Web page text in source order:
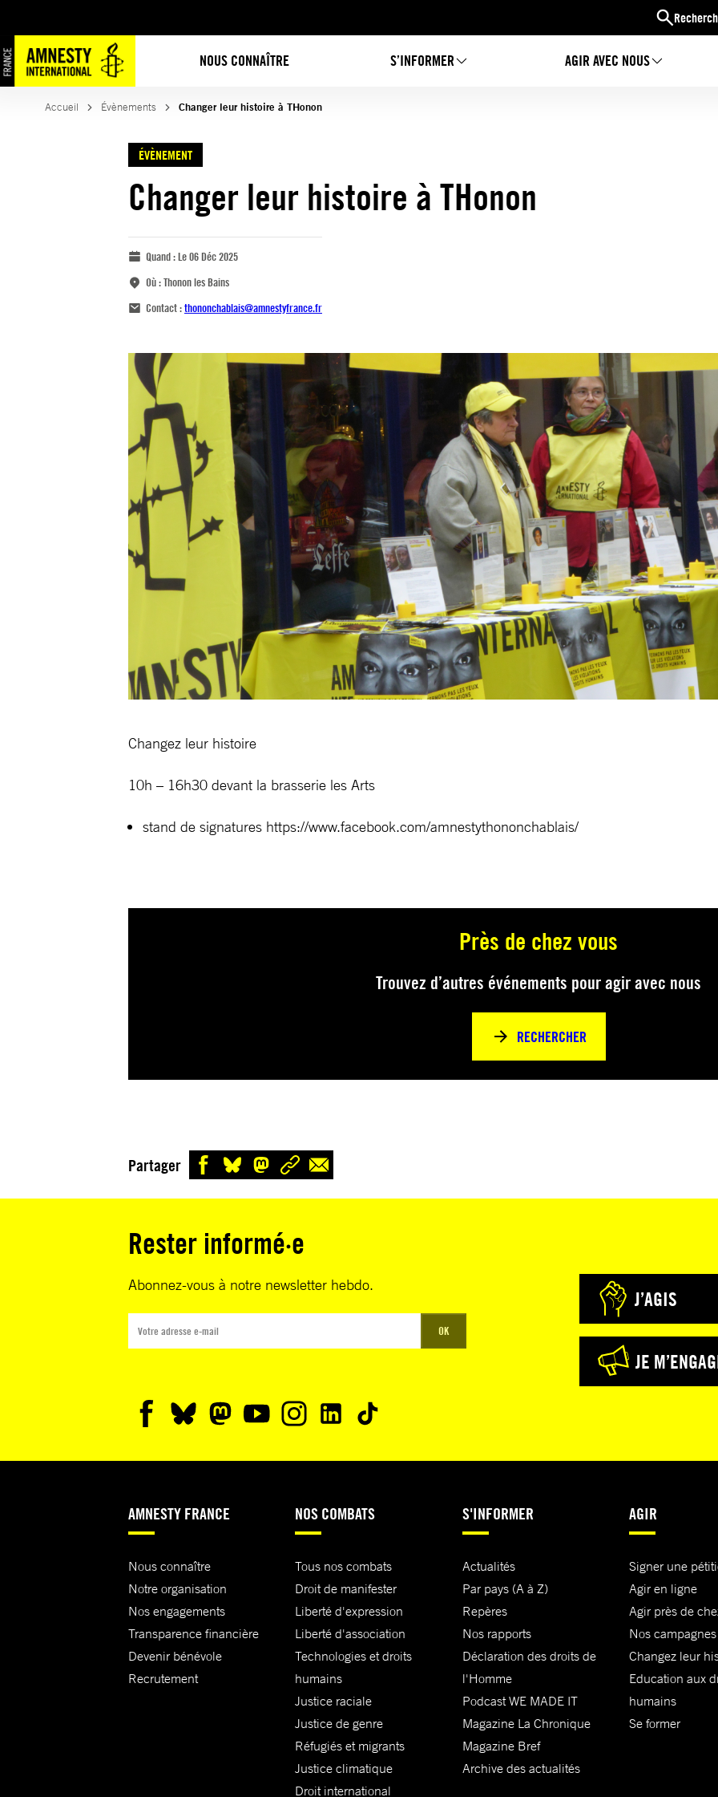
NOUS CONNAÎTRE S’INFORMER AGIR AVEC NOUS
Accueil Évènements Changer leur histoire à THonon
ÉVÈNEMENT
Changer leur histoire à THonon
Quand :Le 06 Déc 2025
Où :Thonon les Bains
Contact :thononchablais@amnestyfrance.fr
Changez leur histoire
10h – 16h30 devant la brasserie les Arts
stand de signatures https://www.facebook.com/amnestythononchablais/
Près de chez vous
Trouvez d’autres événements pour agir avec nous
RECHERCHER
Partager
Rester informé·e
Abonnez-vous à notre newsletter hebdo.
OK
J’AGIS
JE
AMNESTY FRANCE
Nous connaître
Notre organisation
Nos engagements
Transparence financière
Devenir bénévole
Recrutement
NOS COMBATS
Tous nos combats
Droit de manifester
Liberté d'expression
Liberté d'association
Technologies et droits
humains
Justice raciale
Justice de genre
Réfugiés et migrants
Justice climatique
Droit international
S'INFORMER
Actualités
Par pays (A à Z)
Repères
Nos rapports
Déclaration des droits de
l'Homme
Podcast WE MADE IT
Magazine La Chronique
Magazine Bref
Archive des actualités
AGIR
Signer une
Agir en ligne
Agir près de
Nos campagnes
Changez leur
Education aux
humains
Se former